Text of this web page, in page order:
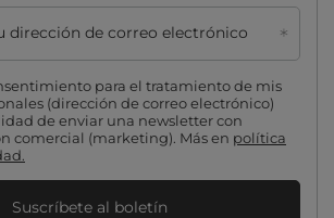
dirección de correo electrónico
para el tratamiento de mis
(dirección de correo electrónico)
de enviar una newsletter con
comercial (marketing). Más en política
Suscríbete al boletín